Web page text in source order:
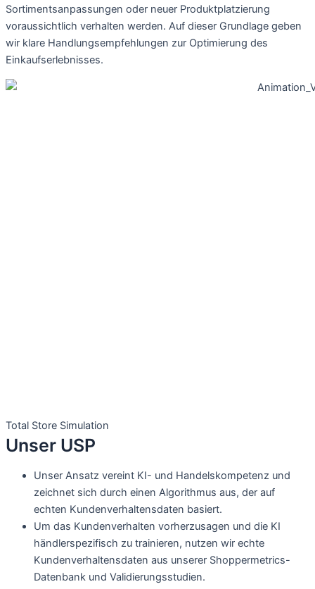
Sortimentsanpassungen oder neuer Produktplatzierung
voraussichtlich verhalten werden. Auf dieser Grundlage geben
wir klare Handlungsempfehlungen zur Optimierung des
Einkaufserlebnisses.
Total Store Simulation
Unser USP
Unser Ansatz vereint KI- und Handelskompetenz und
zeichnet sich durch einen Algorithmus aus, der auf
echten Kundenverhaltensdaten basiert.
Um das Kundenverhalten vorherzusagen und die KI
händlerspezifisch zu trainieren, nutzen wir echte
Kundenverhaltensdaten aus unserer Shoppermetrics-
Datenbank und Validierungsstudien.